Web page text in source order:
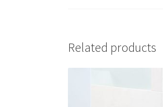
Related products